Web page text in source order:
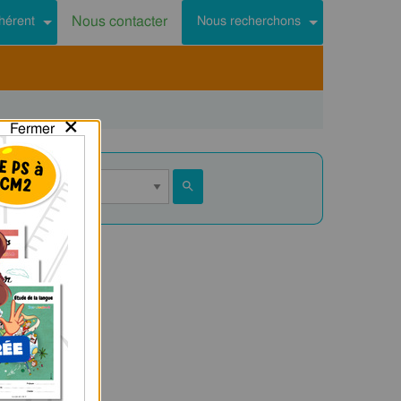
Nous contacter Nous recherchons
Fermer×